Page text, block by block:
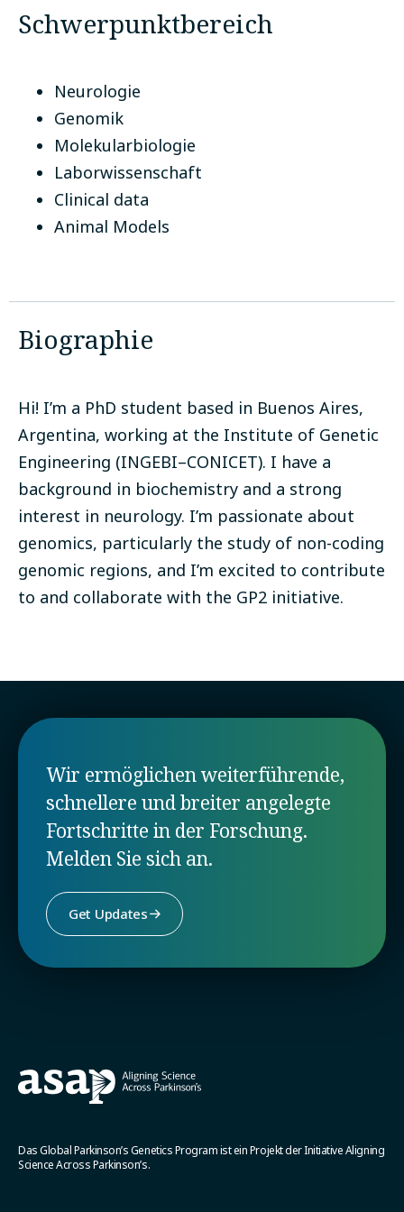
Schwerpunktbereich
Neurologie
Genomik
Molekularbiologie
Laborwissenschaft
Clinical data
Animal Models
Biographie
Hi! I’m a PhD student based in Buenos Aires,
Argentina, working at the Institute of Genetic
Engineering (INGEBI–CONICET). I have a
background in biochemistry and a strong
interest in neurology. I’m passionate about
genomics, particularly the study of non-coding
genomic regions, and I’m excited to contribute
to and collaborate with the GP2 initiative.
Wir ermöglichen weiterführende,
schnellere und breiter angelegte
Fortschritte in der Forschung.
Melden Sie sich an.
Get Updates
Das Global Parkinson’s Genetics Program ist ein Projekt der Initiative Aligning
Science Across Parkinson’s.